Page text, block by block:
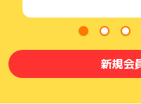
の間で確定します。
・ご予約の翌月末日まで
了）のみポイント獲得対象
※本広告は以下に関する調
ポイントタウンサポートで
・獲得予定ポイントに反映
新規会